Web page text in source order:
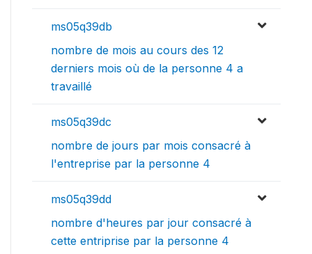
ms05q39db
nombre de mois au cours des 12
derniers mois où de la personne 4 a
travaillé
ms05q39dc
nombre de jours par mois consacré à
l'entreprise par la personne 4
ms05q39dd
nombre d'heures par jour consacré à
cette entriprise par la personne 4